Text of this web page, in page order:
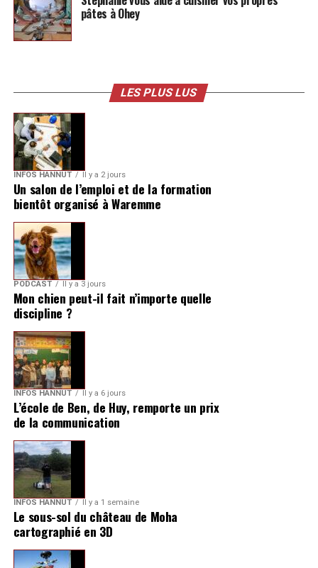
pâtes à Ohey
LES PLUS LUS
INFOS HANNUT Il y a 2 jours
Un salon de l’emploi et de la formation
bientôt organisé à Waremme
PODCAST Il y a 3 jours
Mon chien peut-il fait n’importe quelle
discipline ?
INFOS HANNUT Il y a 6 jours
L’école de Ben, de Huy, remporte un prix
de la communication
INFOS HANNUT Il y a 1 semaine
Le sous-sol du château de Moha
cartographié en 3D